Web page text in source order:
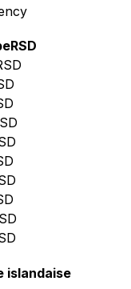
RSD
islandaise